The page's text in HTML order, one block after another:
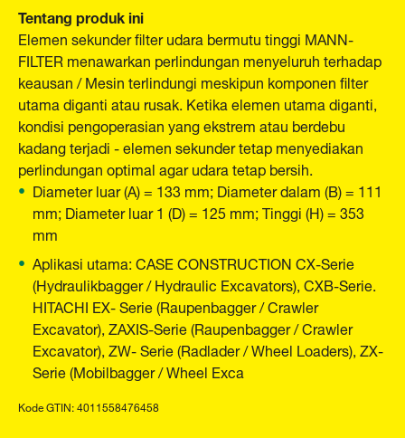
Tentang produk ini
Elemen sekunder filter udara bermutu tinggi MANN-
FILTER menawarkan perlindungan menyeluruh terhadap
keausan / Mesin terlindungi meskipun komponen filter
utama diganti atau rusak. Ketika elemen utama diganti,
kondisi pengoperasian yang ekstrem atau berdebu
kadang terjadi - elemen sekunder tetap menyediakan
perlindungan optimal agar udara tetap bersih.
Diameter luar (A) = 133 mm; Diameter dalam (B) = 111
mm; Diameter luar 1 (D) = 125 mm; Tinggi (H) = 353
mm
Aplikasi utama: CASE CONSTRUCTION CX-Serie
(Hydraulikbagger / Hydraulic Excavators), CXB-Serie.
HITACHI EX- Serie (Raupenbagger / Crawler
Excavator), ZAXIS-Serie (Raupenbagger / Crawler
Excavator), ZW- Serie (Radlader / Wheel Loaders), ZX-
Serie (Mobilbagger / Wheel Exca
Kode GTIN: 4011558476458